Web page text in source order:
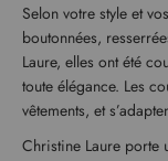
Selon votre style et
boutonnées,
Laure, elles ont été
toute élégance. Les
vêtements, et
Christine Laure porte